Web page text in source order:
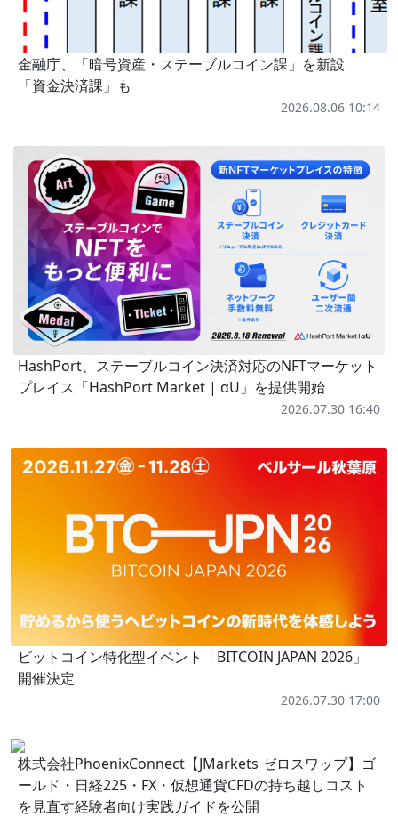
金融庁、「暗号資産・ステーブルコイン課」を新設
「資金決済課」も
2026.08.06 10:14
HashPort、ステーブルコイン決済対応のNFTマーケット
プレイス「HashPort Market | αU」を提供開始
2026.07.30 16:40
ビットコイン特化型イベント「BITCOIN JAPAN 2026」
開催決定
2026.07.30 17:00
株式会社PhoenixConnect【JMarkets ゼロスワップ】ゴ
ールド・日経225・FX・仮想通貨CFDの持ち越しコスト
を見直す経験者向け実践ガイドを公開